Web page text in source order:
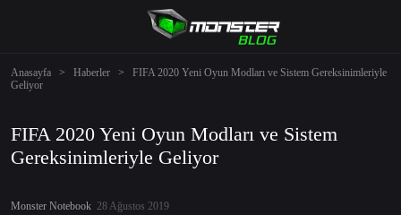
Anasayfa > Haberler > FIFA 2020 Yeni Oyun Modları ve Sistem Gereksinimleriyle
Geliyor
FIFA 2020 Yeni Oyun Modları ve Sistem
Gereksinimleriyle Geliyor
Monster Notebook 28 Ağustos 2019